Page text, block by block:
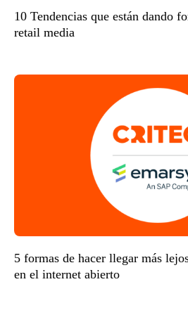
10 Tendencias que están dando
retail media
5 formas de hacer llegar más
en el internet abierto